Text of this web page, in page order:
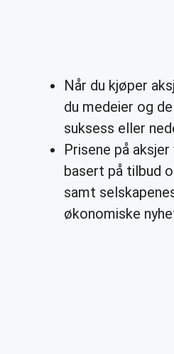
Når du kjøper
du medeier og
suksess eller
Prisene på
basert på tilbud
samt
økonomiske